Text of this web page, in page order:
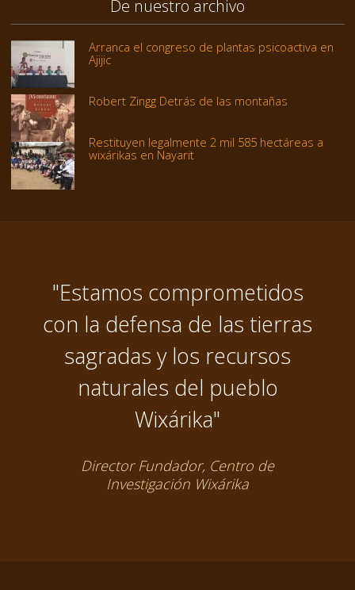
De nuestro archivo
Arranca el congreso de plantas psicoactiva en
Ajijic
Robert Zingg Detrás de las montañas
Restituyen legalmente 2 mil 585 hectáreas a
wixárikas en Nayarit
"Estamos comprometidos
con la defensa de las tierras
sagradas y los recursos
naturales del pueblo
Wixárika"
Director Fundador, Centro de
Investigación Wixárika